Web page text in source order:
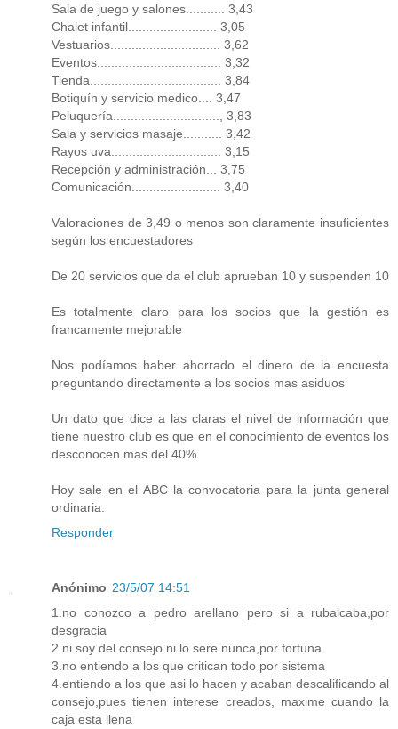
Sala de juego y salones........... 3,43
Chalet infantil......................... 3,05
Vestuarios............................... 3,62
Eventos................................... 3,32
Tienda..................................... 3,84
Botiquín y servicio medico.... 3,47
Peluquería.............................., 3,83
Sala y servicios masaje........... 3,42
Rayos uva............................... 3,15
Recepción y administración... 3,75
Comunicación......................... 3,40
Valoraciones de 3,49 o menos son claramente insuficientes
según los encuestadores
De 20 servicios que da el club aprueban 10 y suspenden 10
Es totalmente claro para los socios que la gestión es
francamente mejorable
Nos podíamos haber ahorrado el dinero de la encuesta
preguntando directamente a los socios mas asiduos
Un dato que dice a las claras el nivel de información que
tiene nuestro club es que en el conocimiento de eventos los
desconocen mas del 40%
Hoy sale en el ABC la convocatoria para la junta general
ordinaria.
Responder
Anónimo 23/5/07 14:51
1.no conozco a pedro arellano pero si a rubalcaba,por
desgracia
2.ni soy del consejo ni lo sere nunca,por fortuna
3.no entiendo a los que critican todo por sistema
4.entiendo a los que asi lo hacen y acaban descalificando al
consejo,pues tienen interese creados, maxime cuando la
caja esta llena